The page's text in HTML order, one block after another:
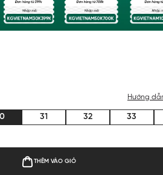
Hướng
31 32 33
THÊM VÀO GIỎ